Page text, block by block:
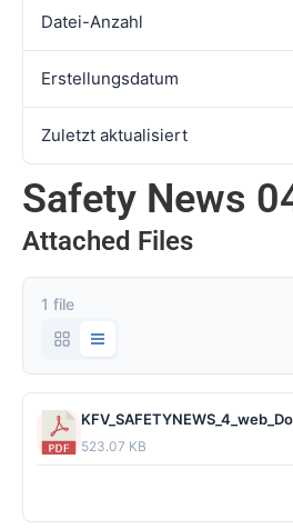
Datei-Anzahl
Erstellungsdatum
Zuletzt aktualisiert
Safety News
Attached Files
1 file
523.07 KB